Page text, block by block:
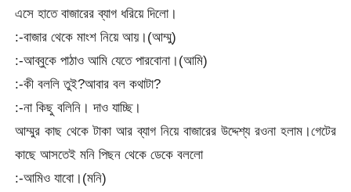
এসে হাতে বাজারের ব্যাগ ধরিয়ে দিলো।
:-বাজার থেকে মাংশ নিয়ে আয়।(আম্মু)
:-আব্বুকে পাঠাও আমি যেতে পারবোনা।(আমি)
:-কী বললি তুই?আবার বল কথাটা?
:-না কিছু বলিনি। দাও যাচ্ছি।
আম্মুর কাছ থেকে টাকা আর ব্যাগ নিয়ে বাজারের উদ্দেশ্য রওনা হলাম।গেটের
কাছে আসতেই মনি পিছন থেকে ডেকে বললো
:-আমিও যাবো।(মনি)